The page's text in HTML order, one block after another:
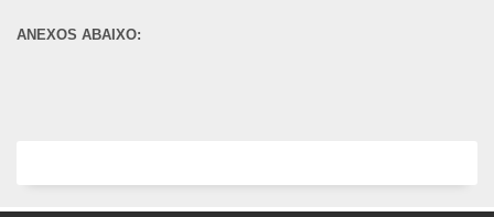
ANEXOS ABAIXO: